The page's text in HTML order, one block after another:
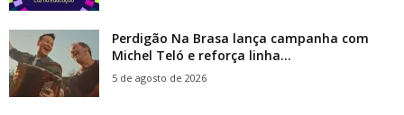
Perdigão Na Brasa lança campanha com
Michel Teló e reforça linha...
5 de agosto de 2026